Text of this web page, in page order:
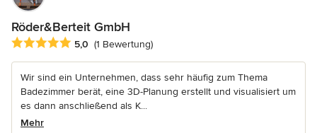
Röder&Berteit GmbH
Durchschnittliche Bewertung: 5 von 5 Sternen
5,0 (1 Bewertung)
Wir sind ein Unternehmen, dass sehr häufig zum Thema
Badezimmer berät, eine 3D-Planung erstellt und visualisiert um
es dann anschließend als K...
Mehr